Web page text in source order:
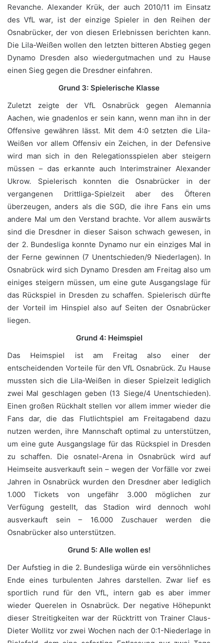
Revanche. Alexander Krük, der auch 2010/11 im Einsatz
des VfL war, ist der einzige Spieler in den Reihen der
Osnabrücker, der von diesen Erlebnissen berichten kann.
Die Lila-Weißen wollen den letzten bitteren Abstieg gegen
Dynamo Dresden also wiedergutmachen und zu Hause
einen Sieg gegen die Dresdner einfahren.
Grund 3: Spielerische Klasse
Zuletzt zeigte der VfL Osnabrück gegen Alemannia
Aachen, wie gnadenlos er sein kann, wenn man ihn in der
Offensive gewähren lässt. Mit dem 4:0 setzten die Lila-
Weißen vor allem Offensiv ein Zeichen, in der Defensive
wird man sich in den Relegationsspielen aber steigern
müssen – das erkannte auch Interimstrainer Alexander
Ukrow. Spielerisch konnten die Osnabrücker in der
vergangenen Drittliga-Spielzeit aber des Öfteren
überzeugen, anders als die SGD, die ihre Fans ein ums
andere Mal um den Verstand brachte. Vor allem auswärts
sind die Dresdner in dieser Saison schwach gewesen, in
der 2. Bundesliga konnte Dynamo nur ein einziges Mal in
der Ferne gewinnen (7 Unentschieden/9 Niederlagen). In
Osnabrück wird sich Dynamo Dresden am Freitag also um
einiges steigern müssen, um eine gute Ausgangslage für
das Rückspiel in Dresden zu schaffen. Spielerisch dürfte
der Vorteil im Hinspiel also auf Seiten der Osnabrücker
liegen.
Grund 4: Heimspiel
Das Heimspiel ist am Freitag also einer der
entscheidenden Vorteile für den VfL Osnabrück. Zu Hause
mussten sich die Lila-Weißen in dieser Spielzeit lediglich
zwei Mal geschlagen geben (13 Siege/4 Unentschieden).
Einen großen Rückhalt stellen vor allem immer wieder die
Fans dar, die das Flutlichtspiel am Freitagabend dazu
nutzen werden, ihre Mannschaft optimal zu unterstützen,
um eine gute Ausgangslage für das Rückspiel in Dresden
zu schaffen. Die osnatel-Arena in Osnabrück wird auf
Heimseite ausverkauft sein – wegen der Vorfälle vor zwei
Jahren in Osnabrück wurden den Dresdner aber lediglich
1.000 Tickets von ungefähr 3.000 möglichen zur
Verfügung gestellt, das Stadion wird dennoch wohl
ausverkauft sein – 16.000 Zuschauer werden die
Osnabrücker also unterstützen.
Grund 5: Alle wollen es!
Der Aufstieg in die 2. Bundesliga würde ein versöhnliches
Ende eines turbulenten Jahres darstellen. Zwar lief es
sportlich rund für den VfL, intern gab es aber immer
wieder Querelen in Osnabrück. Der negative Höhepunkt
dieser Streitigkeiten war der Rücktritt von Trainer Claus-
Dieter Wollitz vor zwei Wochen nach der 0:1-Niederlage in